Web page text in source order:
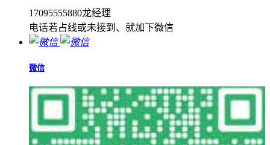
17095555880龙经理
电话若占线或未接到、就加下微信
微信